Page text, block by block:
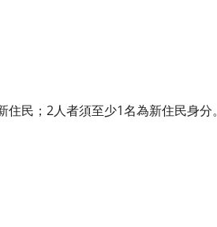
民；2人者須至少1名為新住民身分。